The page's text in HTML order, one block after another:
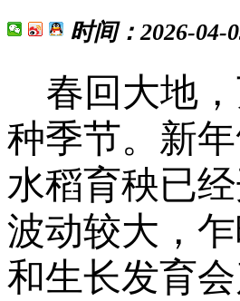
时间： 2026-04-
春回大地
种季节。新
水稻育秧已
波动较大，
和生长发育